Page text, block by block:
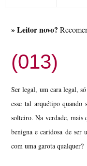
» Leitor novo?
(013)
Ser legal, um cara legal,
esse tal arquétipo quando
solteiro. Na verdade, mais
benigna e caridosa de ser
com uma garota qualquer?